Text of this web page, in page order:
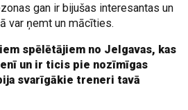
gan ir bijušas interesantas un
var ņemt un mācīties.
spēlētājiem no Jelgavas, kas
un ir ticis pie nozīmīgas
svarīgākie treneri tavā